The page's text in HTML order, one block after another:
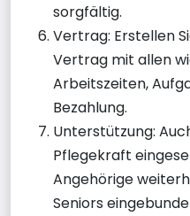
sorgfältig.
Vertrag: Erstellen
Vertrag mit allen
Arbeitszeiten,
Bezahlung.
Unterstützung:
Pflegekraft
Angehörige
Seniors